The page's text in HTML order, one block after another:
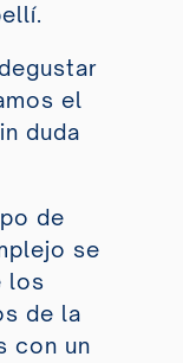
el
duda
de
se
los
de la
con un